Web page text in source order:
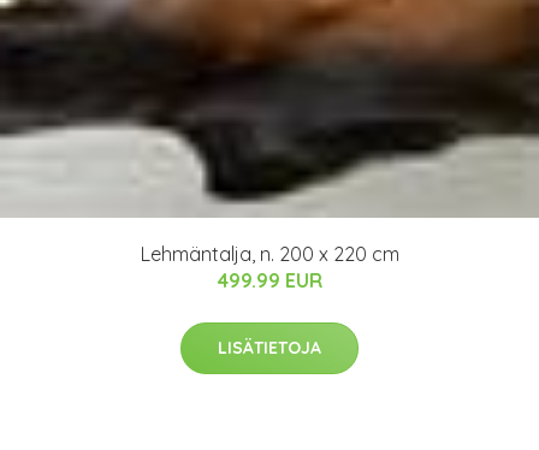
Lehmäntalja, n. 200 x 220 cm
499.99 EUR
LISÄTIETOJA